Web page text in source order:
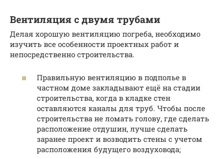
Вентиляция с двумя трубами
Делая хорошую вентиляцию погреба, необходимо
изучить все особенности проектных работ и
непосредственно строительства.
Правильную вентиляцию в подполье в
частном доме закладывают ещё на стадии
строительства, когда в кладке стен
оставляются каналы для труб. Чтобы после
строительства не ломать голову, где сделать
расположение отдушин, лучше сделать
заранее проект и возводить стены с учетом
расположения будущего воздуховода;